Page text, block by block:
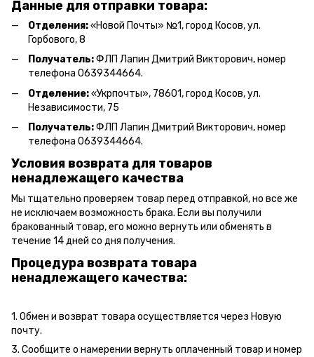
Данные для отправки товара:
Отделения:«Новой Почты» №1, город Косов,ул.
Горбового, 8
Получатель:ФЛП Лапин Дмитрий Викторович, номер
телефона 0639344664.
Отделение:«Укрпочты», 78601, город Косов, ул.
Независимости, 75
Получатель:ФЛП Лапин Дмитрий Викторович, номер
телефона 0639344664.
Условия возврата для товаров
ненадлежащего качества
Мы тщательно проверяем товар перед отправкой, но все же
не исключаем возможность брака. Если вы получили
бракованный товар, его можно вернуть или обменять в
течение 14 дней со дня получения.
Процедура возврата товара
ненадлежащего качества:
1. Обмен и возврат товара осуществляется через Новую
почту.
3. Сообщите о намерении вернуть оплаченный товар и номер